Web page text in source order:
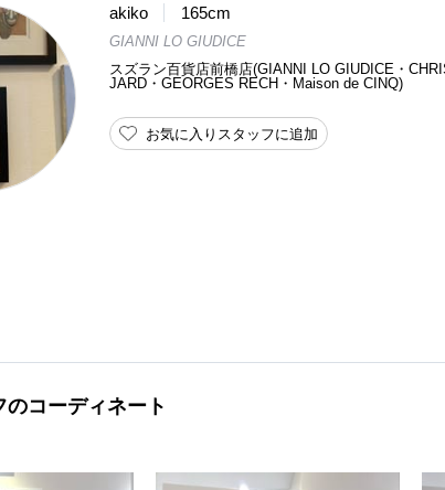
akiko 165cm
GIANNI LO GIUDICE
スズラン百貨店前橋店(GIANNI LO GIUDICE・
JARD・GEORGES RECH・Maison de CINQ)
お気に入りスタッフに追加
のコーディネート